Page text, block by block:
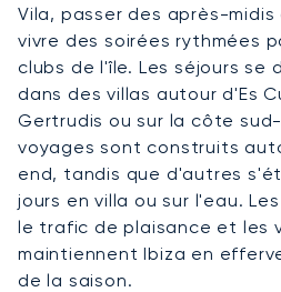
Vila, passer des après-
vivre des soirées rythmées
clubs de l'île. Les séjours se
dans des villas autour d'Es
Gertrudis ou sur la côte
voyages sont construits
end, tandis que d'autres
jours en villa ou sur l'eau.
le trafic de plaisance et les
maintiennent Ibiza en
de la saison.